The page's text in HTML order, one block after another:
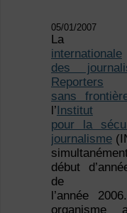
05/01/2007
internationale
des
Reporters
sans
l’ Institut
pour la
journalisme
début
de
l’année
organisme